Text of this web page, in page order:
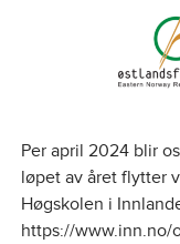
Per april 2024 blir
løpet av året flytter
Høgskolen i
https://www.inn.no/